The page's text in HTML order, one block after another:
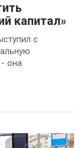
капитал»
с
- она